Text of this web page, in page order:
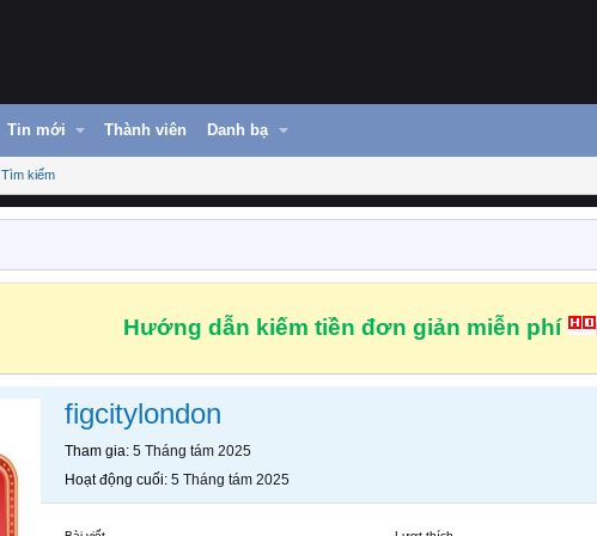
Tin mới Thành viên Danh bạ
Tìm kiếm
Hướng dẫn kiếm tiền đơn giản miễn phí
figcitylondon
Tham gia 5 Tháng tám 2025
Hoạt động cuối 5 Tháng tám 2025